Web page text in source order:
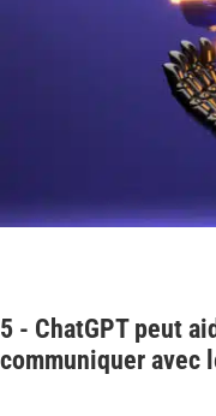
5 - ChatGPT peut
communiquer avec